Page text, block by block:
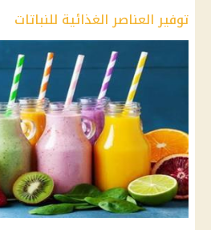
توفير العناصر الغذائية للنباتات